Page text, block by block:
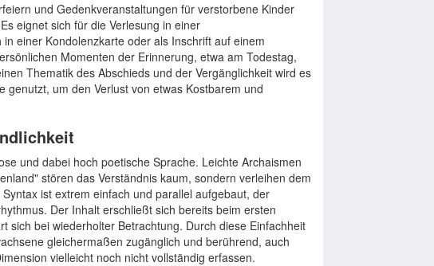
und Gedenkveranstaltungen für verstorbene Kinder
eignet sich für die Verlesung in einer
einer Kondolenzkarte oder als Inschrift auf einem
Momenten der Erinnerung, etwa am Todestag,
Thematik des Abschieds und der Vergänglichkeit wird es
genutzt, um den Verlust von etwas Kostbarem und
und dabei hoch poetische Sprache. Leichte Archaismen
stören das Verständnis kaum, sondern verleihen dem
ist extrem einfach und parallel aufgebaut, der
Der Inhalt erschließt sich bereits beim ersten
sich bei wiederholter Betrachtung. Durch diese Einfachheit
gleichermaßen zugänglich und berührend, auch
vielleicht noch nicht vollständig erfassen.